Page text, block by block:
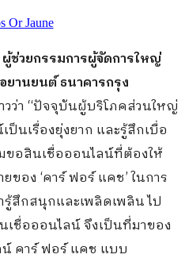
ช่วยกรรมการผู้จัดการใหญ่
ยานยนต์ ธนาคารกรุง
วว่า “ปัจจุบันผู้บริโภคส่วนใหญ่
นเรื่องยุ่งยาก และรู้สึกเบื่อ
อสินเชื่อออนไลน์ที่ต้องให้
ของ ‘คาร์ ฟอร์ แคช’ ในการ
รู้สึกสนุกและเพลิดเพลิน ไป
ชื่อออนไลน์ จึงเป็นที่มาของ
น์ คาร์ ฟอร์ แคช แบบ